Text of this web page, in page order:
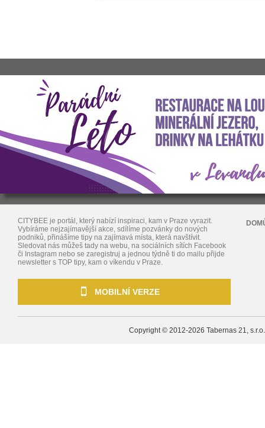
CITYBEE je portál, který nabízí inspiraci, kam v Praze vyrazit.
Vybíráme nejzajímavější akce, sdílíme pozvánky do nových
podniků, přinášíme tipy na zajímavá místa, která navštívit.
Sledovat nás můžeš tady na webu, na sociálních sítích Facebook
či Instagram nebo se zaregistruj a jednou týdně ti do mailu přijde
newsletter s TOP tipy, kam o víkendu v Praze.
MOBILNÍ VERZE
Copyright © 2012-2026 Tabernas 21, s.r.o.